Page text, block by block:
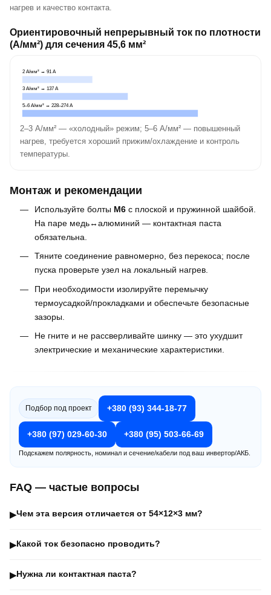
нагрев и качество контакта.
Ориентировочный непрерывный ток по плотности
(A/мм²) для сечения 45,6 мм²
2 A/мм² → 91 A
3 A/мм² → 137 A
5–6 A/мм² → 228–274 A
2–3 A/мм² — «холодный» режим; 5–6 A/мм² — повышенный
нагрев, требуется хороший прижим/охлаждение и контроль
температуры.
Монтаж и рекомендации
Используйте болты M6с плоской и пружинной шайбой.
На паре медь↔алюминий — контактная паста
обязательна.
Тяните соединение равномерно, без перекоса; после
пуска проверьте узел на локальный нагрев.
При необходимости изолируйте перемычку
термоусадкой/прокладками и обеспечьте безопасные
зазоры.
Не гните и не рассверливайте шинку — это ухудшит
электрические и механические характеристики.
Подбор под проект +380 (93) 344-18-77
+380 (97) 029-60-30 +380 (95) 503-66-69
Подскажем полярность, номинал и сечение/кабели под ваш инвертор/АКБ.
FAQ — частые вопросы
▶Чем эта версия отличается от 54×12×3 мм?
▶Какой ток безопасно проводить?
▶Нужна ли контактная паста?